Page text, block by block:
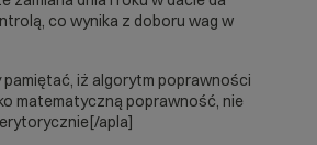
co wynika z doboru wag w
pamiętać, iż algorytm poprawności
matematyczną poprawność, nie
apla]